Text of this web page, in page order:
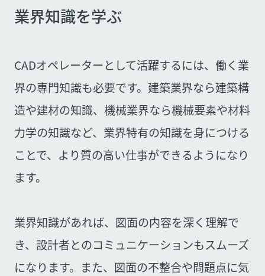
業界知識を学ぶ
CADオペレーターとして活躍するには、働く業
界の専門知識も必要です。建築業界なら建築構
造や建材の知識、機械業界なら機械要素や材料
力学の知識など、業界特有の知識を身につける
ことで、より質の高い仕事ができるようになり
ます。
業界知識があれば、図面の内容を深く理解で
き、設計者とのコミュニケーションもスムーズ
になります。また、図面の不整合や問題点に気